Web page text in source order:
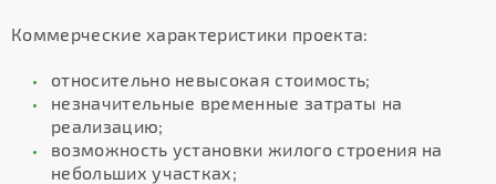
Коммерческие характеристики проекта:
относительно невысокая стоимость;
незначительные временные затраты на
реализацию;
возможность установки жилого строения на
небольших участках;